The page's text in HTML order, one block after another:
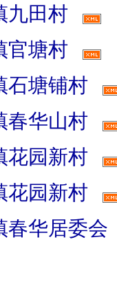
九田村
官塘村
石塘铺村
春华山村
花园新村
花园新村
春华居委会